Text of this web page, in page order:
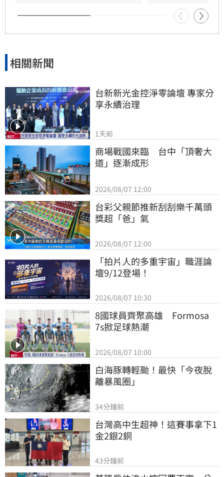
相關新聞
台新新光金控淨零論壇 專家分
享永續治理
1天前
商場戰國來臨　台中「頂奢大
道」逐漸成形
2026/08/07 12:00
台彩父親節推新刮刮樂千萬頭
獎超「爸」氣
2026/08/07 12:00
「拍片人的多重宇宙」職涯論
壇9/12登場！
2026/08/07 10:30
8國球員齊聚高雄　Formosa
7s掀足球熱潮
2026/08/07 10:00
白海豚轉輕颱！最快「今夜脫
離暴風圈」
34分鐘前
台灣高中生超神！這賽事拿下1
金2銀2銅
43分鐘前